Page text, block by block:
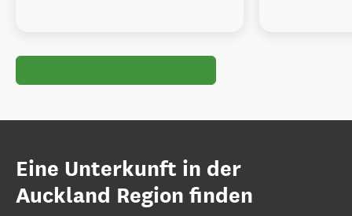
Eine Unterkunft in der
Auckland Region finden